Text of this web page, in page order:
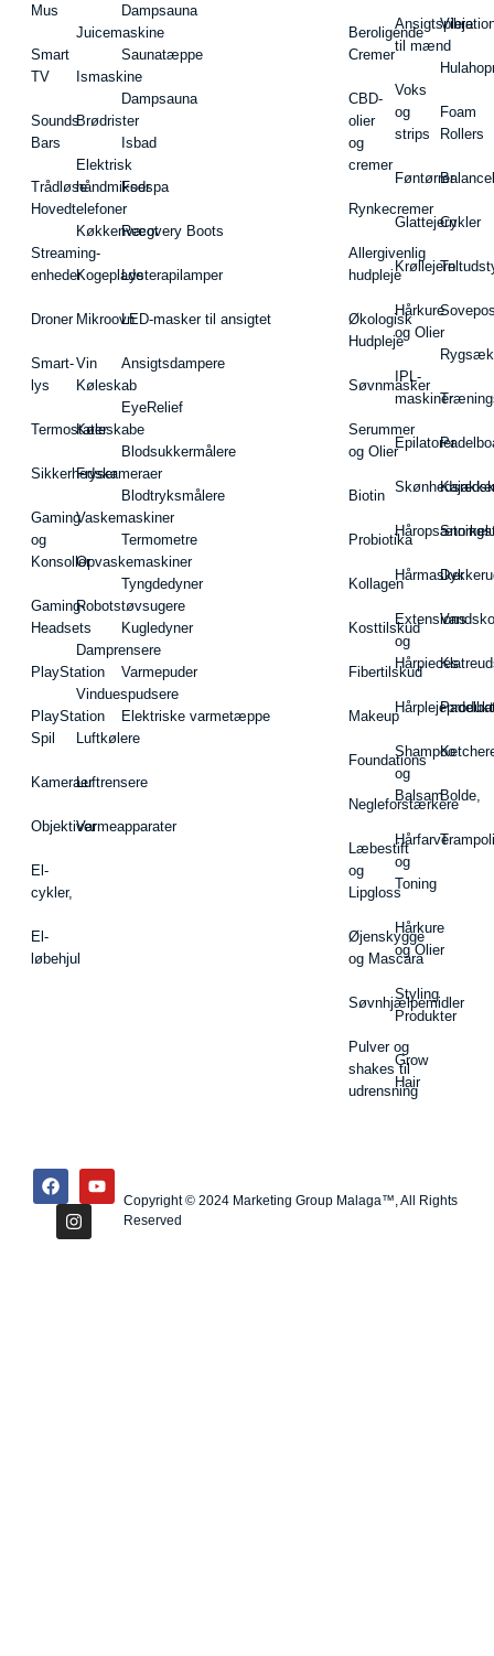
Mus
Smart
TV
Sounds
Bars
Trådløse
Hovedtelefoner
Streaming-
enheder
Droner
Smart-
lys
Termostater
Sikkerhedskameraer
Gaming
og
Konsoller
Gaming-
Headsets
PlayStation
PlayStation
Spil
Kameraer
Objektiver
El-
cykler,
El-
løbehjul
Juicemaskine
Ismaskine
Brødrister
Elektrisk
håndmikser
Køkkenvægt
Kogeplade
Mikroovn
Vin
Køleskab
Køleskabe
Fryser
Vaskemaskiner
Opvaskemaskiner
Robotstøvsugere
Damprensere
Vinduespudsere
Luftkølere
Luftrensere
Varmeapparater
Dampsauna
Saunatæppe
Dampsauna
Isbad
Fodspa
Recovery Boots
Lysterapilamper
LED-masker til ansigtet
Ansigtsdampere
EyeRelief
Blodsukkermålere
Blodtryksmålere
Termometre
Tyngdedyner
Kugledyner
Varmepuder
Elektriske varmetæppe
Beroligende
Cremer
CBD-
olier
og
cremer
Rynkecremer
Allergivenlig
hudpleje
Økologisk
Hudpleje
Søvnmasker
Serummer
og Olier
Biotin
Probiotika
Kollagen
Kosttilskud
Fibertilskud
Makeup
Foundations
Negleforstærkere
Læbestift
og
Lipgloss
Øjenskygge
og Mascara
Søvnhjælpemidler
Pulver og
shakes til
udrensning
Ansigtspleje
til mænd
Voks
og
strips
Føntørrer
Glattejern
Krøllejern
Hårkure
og Olier
IPL-
maskiner
Epilatorer
Hårmasker
Extensions
og
Hårpieces
Shampoo
og
Balsam
Hårfarve
og
Toning
Hårkure
og Olier
Styling
Produkter
Grow
Hair
Foam
Rollers
Cykler
Vandsko
Bolde,
Copyright © 2024 Marketing Group Malaga™, All Rights
Reserved